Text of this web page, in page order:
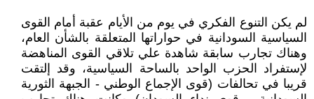
لم يكن التنوع الفكري في يوم من الأيام عقبة أمام القوى
السياسية السودانية في حواراتها المتعلقة بالشأن العام،
وهناك تجارب سابقة شاهدة علي تلاقي القوى المناهضة
لإستفراد الحزب الواحد بالساحة السياسية، وقد إلتقت
قريبا في تحالفات (قوى الإجماع الوطني - الجبهة الثورية